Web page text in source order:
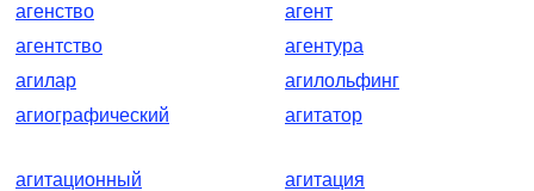
агенство
агент
агентство
агентура
агилар
агилольфинг
агиографический
агитатор
агитационный
агитация